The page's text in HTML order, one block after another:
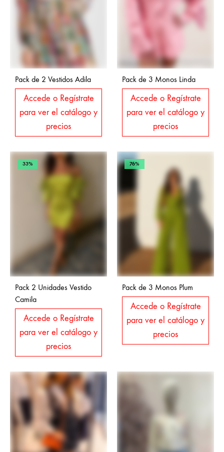
Pack de 2 Vestidos Adila
Accede o Regístrate
para ver el catálogo y
precios
Pack de 3 Monos Linda
Accede o Regístrate
para ver el catálogo y
precios
33%
Pack 2 Unidades Vestido
Camila
Accede o Regístrate
para ver el catálogo y
precios
76%
Pack de 3 Monos Plum
Accede o Regístrate
para ver el catálogo y
precios